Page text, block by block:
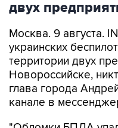
Москва. 9 августа.
территории двух
Новороссийске,
глава города
канале в
"Обломки БПЛА